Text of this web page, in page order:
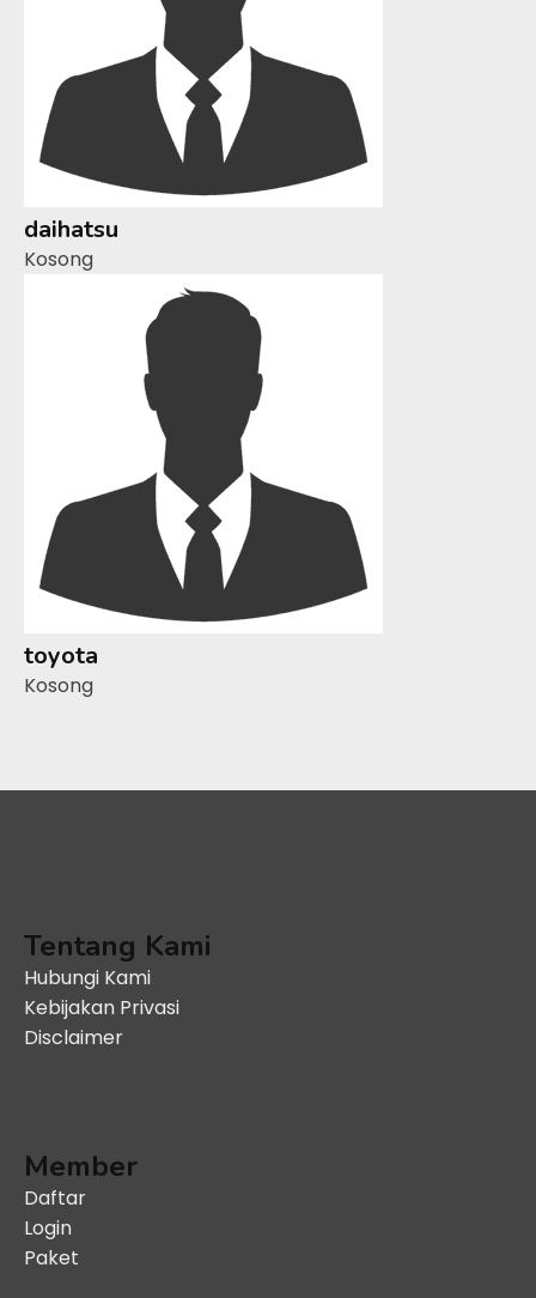
daihatsu
Kosong
toyota
Kosong
Tentang Kami
Hubungi Kami
Kebijakan Privasi
Disclaimer
Member
Daftar
Login
Paket